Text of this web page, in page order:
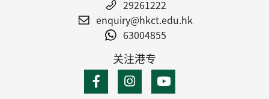
29261222
enquiry@hkct.edu.hk
63004855
关注港专